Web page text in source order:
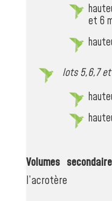
et 6
lots 5,6,7
Volumes
l’acrotère